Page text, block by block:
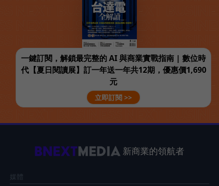
一鍵訂閱，解鎖最完整的 AI 與商業實戰指南 | 數位時
代【夏日閱讀展】訂一年送一年共12期，優惠價1,690
元
立即訂閱 >>
新商業的領航者
媒體